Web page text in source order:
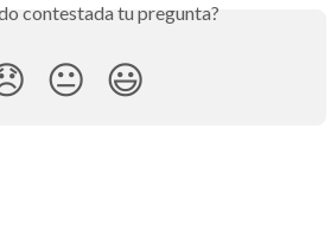
contestada tu pregunta?
😐 😃